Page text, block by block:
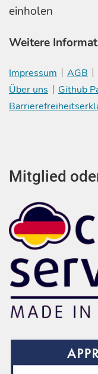
einholen
Weitere
Impressum AGB
Über uns
Github
Mitglied